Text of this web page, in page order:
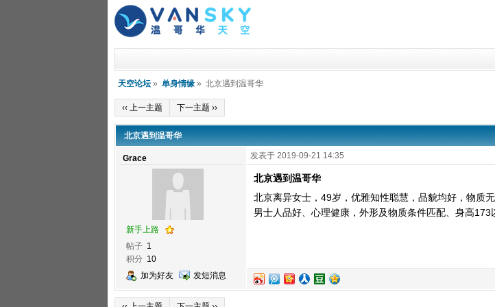
天空论坛 » 单身情缘 » 北京遇到温哥华
‹‹ 上一主题 下一主题 ››
北京遇到温哥华
Grace
新手上路
帖子 1
积分 10
加为好友
发短消息
发表于 2019-09-21 14:35
北京遇到温哥华
北京离异女士，49岁，优雅知性聪慧，品貌均好，物质
男士人品好、心理健康，外形及物质条件匹配、身高173